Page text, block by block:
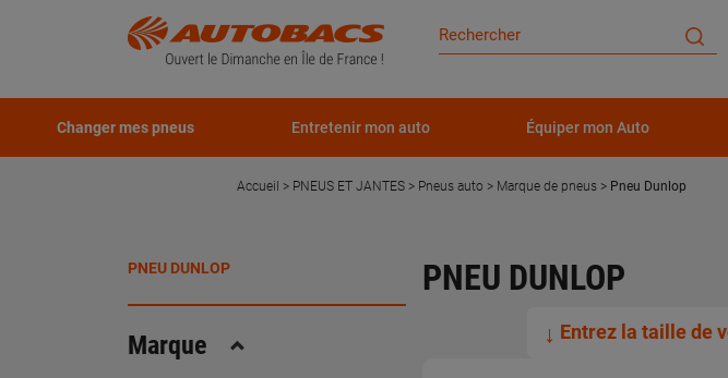
Changer mes pneus Entretenir mon auto Équiper mon Auto
Accueil PNEUS ET JANTES Pneus auto Marque de pneus Pneu Dunlop
PNEU DUNLOP
Marque Replier
PNEU DUNLOP
↓ Entrez la taille de